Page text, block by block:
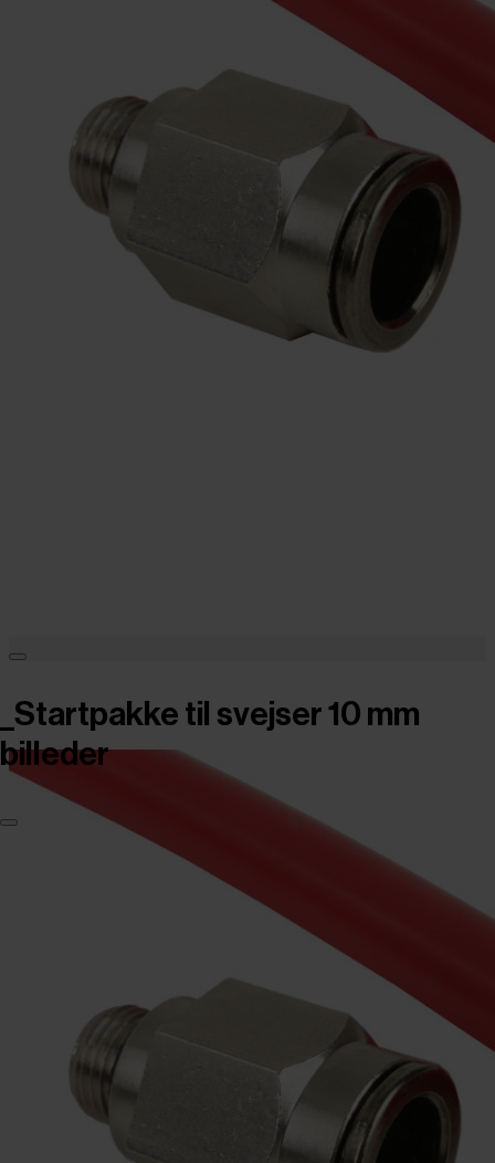
_Startpakke til svejser 10 mm
billeder